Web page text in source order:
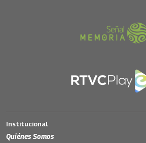
Institucional
Quiénes Somos